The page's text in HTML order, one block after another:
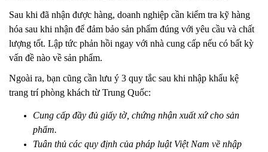
Sau khi đã nhận được hàng, doanh nghiệp cần kiểm tra kỹ hàng
hóa sau khi nhận để đảm bảo sản phẩm đúng với yêu cầu và chất
lượng tốt. Lập tức phản hồi ngay với nhà cung cấp nếu có bất kỳ
vấn đề nào về sản phẩm.
Ngoài ra, bạn cũng cần lưu ý 3 quy tắc sau khi nhập khẩu kệ
trang trí phòng khách từ Trung Quốc:
Cung cấp đầy đủ giấy tờ, chứng nhận xuất xứ cho sản
phẩm.
Tuân thủ các quy định của pháp luật Việt Nam về nhập